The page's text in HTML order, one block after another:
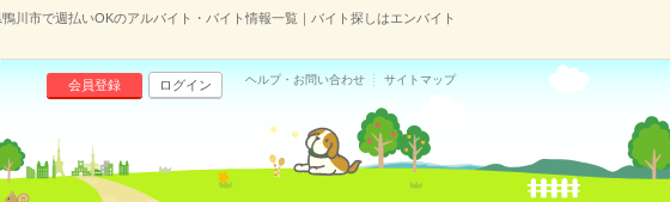
川市で週払いOKのアルバイト・バイト情報一覧｜バイト探しはエンバイト
会員登録 ログイン ヘルプ・お問い合わせ サイトマップ